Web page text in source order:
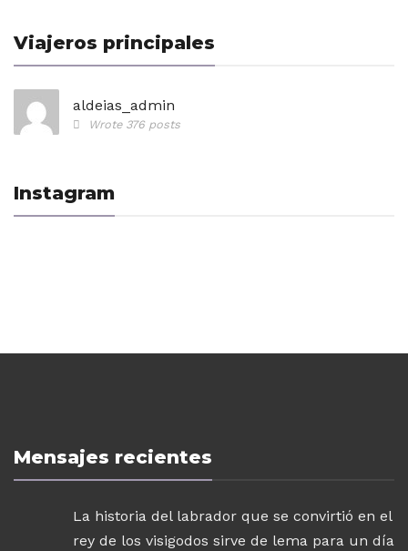
Viajeros principales
aldeias_admin
Wrote 376 posts
Instagram
Mensajes recientes
La historia del labrador que se convirtió en el
rey de los visigodos sirve de lema para un día